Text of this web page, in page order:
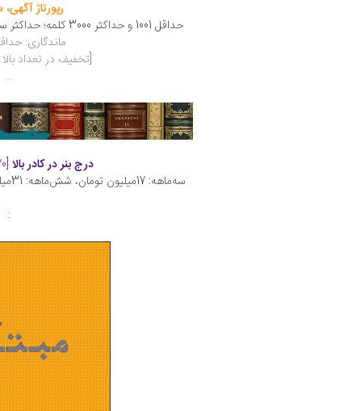
رپورتاژ
حداقل 1001 و حداکثر 3000 کلمه؛ حداکثر سه لینک و سه عکس:
ماندگاری:
[تخفیف در تعداد
..
درج بنر در کادر بالا [70 در 700 پیکسل]:
سه‌ماهه: 17میلیون تومان، شش‌ماهه: 31میلیون تومان، یک‌ساله: 60میلیون تومان.
: